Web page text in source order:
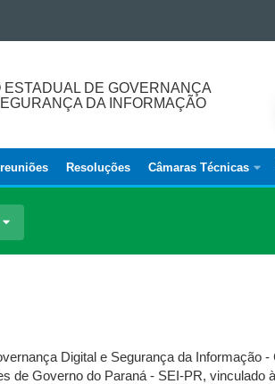
ESTADUAL DE GOVERNANÇA
DA INFORMAÇÃO
Resoluções Câmaras Técnicas
Digital e Segurança da Informação
de Governo do Paraná - SEI-PR, vinculado